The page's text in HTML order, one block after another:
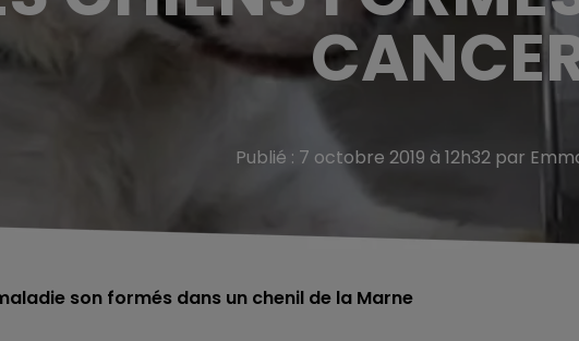
Publié : 7 octobre 2019 à 12h32 par
son formés dans un chenil de la Marne